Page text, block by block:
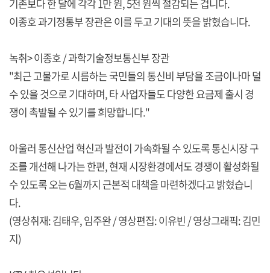
기존보다 한 달에 각각 1만 원, 5천 원씩 절감되는 겁니다.
이종호 과기정통부 장관은 이를 두고 기대의 뜻을 밝혔습니다.
녹취> 이종호 / 과학기술정보통신부 장관
"최근 고물가로 시름하는 국민들의 통신비 부담을 조금이나마 덜
수 있을 것으로 기대하며, 타 사업자들도 다양한 요금제 출시 경
쟁이 촉발될 수 있기를 희망합니다."
아울러 통신산업 혁신과 발전이 가속화될 수 있도록 통신시장 구
조를 개선해 나가는 한편, 현재 시장환경에서도 경쟁이 활성화될
수 있도록 오는 6월까지 근본적 대책을 마련하겠다고 밝혔습니
다.
(영상취재: 김태우, 임주완 / 영상편집: 이유빈 / 영상그래픽: 김민
지)